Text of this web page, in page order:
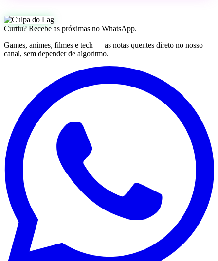
Curtiu? Recebe as próximas no WhatsApp.
Games, animes, filmes e tech — as notas quentes direto no nosso
canal, sem depender de algoritmo.